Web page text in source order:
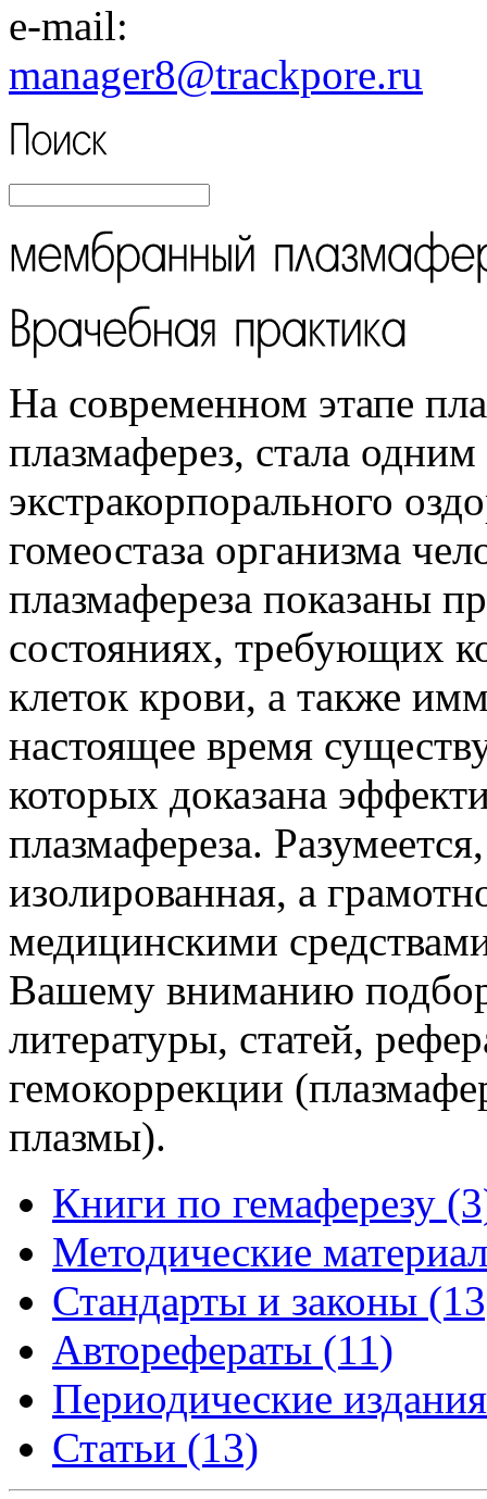
e-mail:
manager8@trackpore.ru
На современном этапе
плазмаферез, стала
экстракорпорального
гомеостаза организма
плазмафереза показаны
состояниях, требующих
клеток крови, а также
настоящее время
которых доказана
плазмафереза.
изолированная, а
медицинскими
Вашему вниманию
литературы, статей,
гемокоррекции
плазмы).
Книги по гемаферезу
Методические
Стандарты и законы
Авторефераты (11)
Периодические
Статьи (13)